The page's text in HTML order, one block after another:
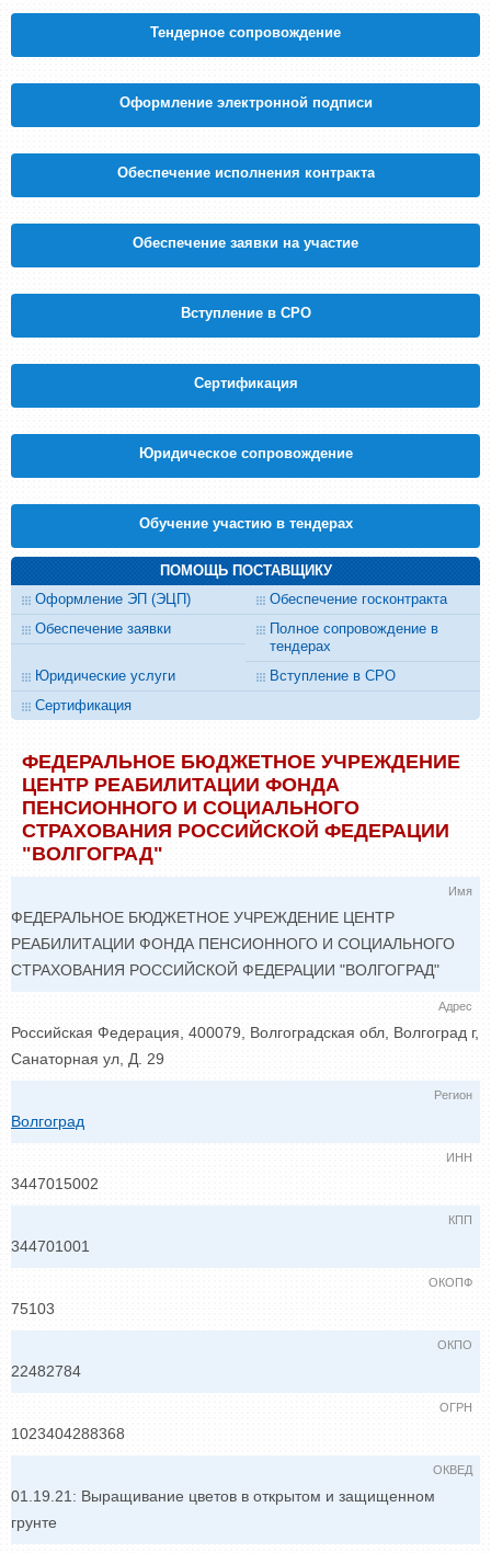
IT, компьютеры, связь
- 105
Безопасность
Бизнес, финансы, страхование, маркетинг и реклама
- 59
Бумажное производство, тара и упаковка
- 119
Тендерное сопровождение
Оформление электронной подписи
Обеспечение исполнения контракта
Обеспечение заявки на участие
Вступление в СРО
Cертификация
Юридическое сопровождение
Обучение участию в тендерах
ПОМОЩЬ ПОСТАВЩИКУ
Оформление ЭП (ЭЦП)
Обеспечение госконтракта
Обеспечение заявки
Полное сопровождение в
тендерах
Юридические услуги
Вступление в СРО
Сертификация
ФЕДЕРАЛЬНОЕ БЮДЖЕТНОЕ УЧРЕЖДЕНИЕ
ЦЕНТР РЕАБИЛИТАЦИИ ФОНДА
ПЕНСИОННОГО И СОЦИАЛЬНОГО
СТРАХОВАНИЯ РОССИЙСКОЙ ФЕДЕРАЦИИ
"ВОЛГОГРАД"
Имя
ФЕДЕРАЛЬНОЕ БЮДЖЕТНОЕ УЧРЕЖДЕНИЕ ЦЕНТР
РЕАБИЛИТАЦИИ ФОНДА ПЕНСИОННОГО И СОЦИАЛЬНОГО
СТРАХОВАНИЯ РОССИЙСКОЙ ФЕДЕРАЦИИ "ВОЛГОГРАД"
Адрес
Российская Федерация, 400079, Волгоградская обл, Волгоград г,
Санаторная ул, Д. 29
Регион
Волгоград
ИНН
3447015002
КПП
344701001
ОКОПФ
75103
ОКПО
22482784
ОГРН
1023404288368
ОКВЕД
01.19.21: Выращивание цветов в открытом и защищенном
грунте